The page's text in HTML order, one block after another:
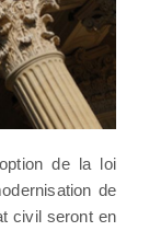
de la loi
de
civil seront en